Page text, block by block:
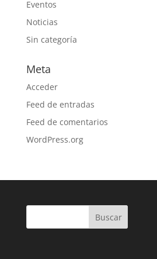
Eventos
Noticias
Sin categoría
Meta
Acceder
Feed de entradas
Feed de comentarios
WordPress.org